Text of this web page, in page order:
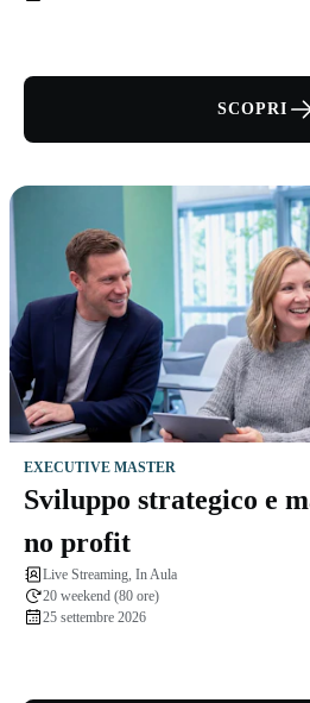
SCOPRI
EXECUTIVE MASTER
Sviluppo strategico e
no profit
Live Streaming, In Aula
20 weekend (80 ore)
25 settembre 2026